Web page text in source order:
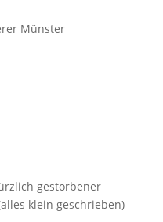
Münster
gestorbener
klein geschrieben)